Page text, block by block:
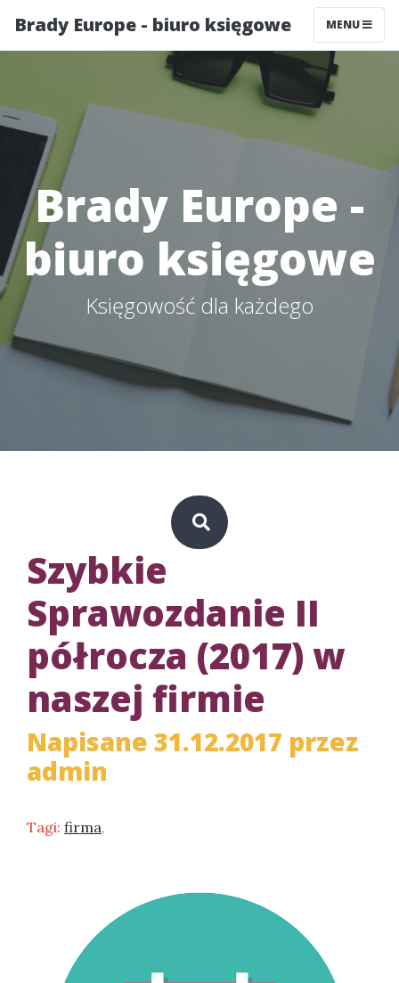
Brady Europe - biuro księgowe MENU
Brady Europe -
biuro księgowe
Księgowość dla każdego
Szybkie
Sprawozdanie II
półrocza (2017) w
naszej firmie
Napisane 31.12.2017 przez
admin
Tagi: firma,